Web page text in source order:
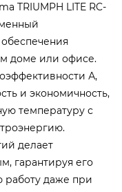
TRIUMPH LITE RC-
доме или офисе.
А,
и экономичность,
температуру с
делает
гарантируя его
работу даже при